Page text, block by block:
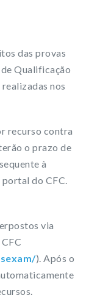
das provas
Qualificação
nos
recurso contra
o prazo de
à
do CFC.
via
). Após o